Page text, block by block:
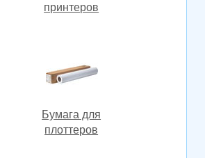
принтеров
Бумага для
плоттеров